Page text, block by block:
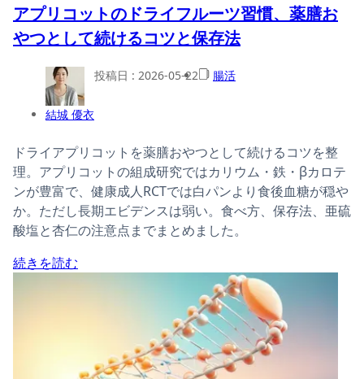
アプリコットのドライフルーツ習慣、薬膳お
やつとして続けるコツと保存法
結城 優衣
投稿日 : 2026-05-22 腸活
ドライアプリコットを薬膳おやつとして続けるコツを整
理。アプリコットの組成研究ではカリウム・鉄・βカロテ
ンが豊富で、健康成人RCTでは白パンより食後血糖が穏や
か。ただし長期エビデンスは弱い。食べ方、保存法、亜硫
酸塩と杏仁の注意点までまとめました。
続きを読む